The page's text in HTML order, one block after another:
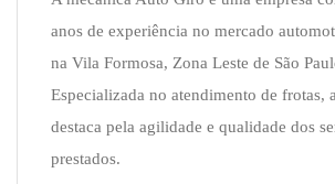
anos de experiência no mercado
na Vila Formosa, Zona Leste de São
Especializada no atendimento de frotas,
destaca pela agilidade e qualidade dos
prestados.